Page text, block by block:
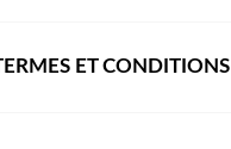
ET CONDITIONS